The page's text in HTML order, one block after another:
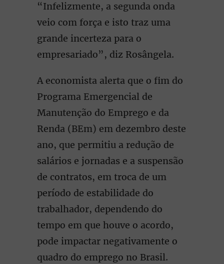
“Infelizmente, a segunda onda
veio com força e isto traz uma
grande incerteza para o
empresariado”, diz Rosângela.
A economista alerta que o fim do
Programa Emergencial de
Manutenção do Emprego e da
Renda (BEm) em dezembro deste
ano, que permitiu a redução de
salários e jornadas e a suspensão
de contratos, em troca de um
período de estabilidade do
trabalhador, dependendo do
tempo em que houve o acordo,
pode impactar negativamente o
quadro do emprego no Brasil.